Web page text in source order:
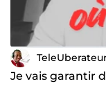
Je vais garantir